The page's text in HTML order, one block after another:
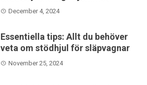
December 4, 2024
Essentiella tips: Allt du behöver
veta om stödhjul för släpvagnar
November 25, 2024